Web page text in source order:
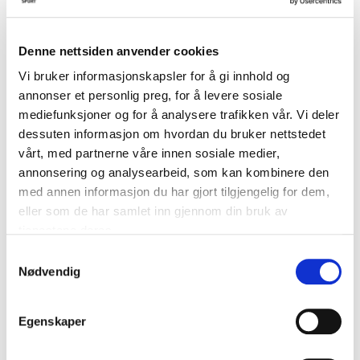
Denne nettsiden anvender cookies
Vi bruker informasjonskapsler for å gi innhold og
annonser et personlig preg, for å levere sosiale
mediefunksjoner og for å analysere trafikken vår. Vi deler
dessuten informasjon om hvordan du bruker nettstedet
vårt, med partnerne våre innen sosiale medier,
annonsering og analysearbeid, som kan kombinere den
med annen informasjon du har gjort tilgjengelig for dem,
eller som de har samlet inn gjennom din bruk av
Nødvendig
Egenskaper
NIKE NIKE